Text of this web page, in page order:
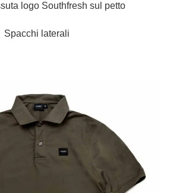
logo Southfresh sul petto
Spacchi laterali